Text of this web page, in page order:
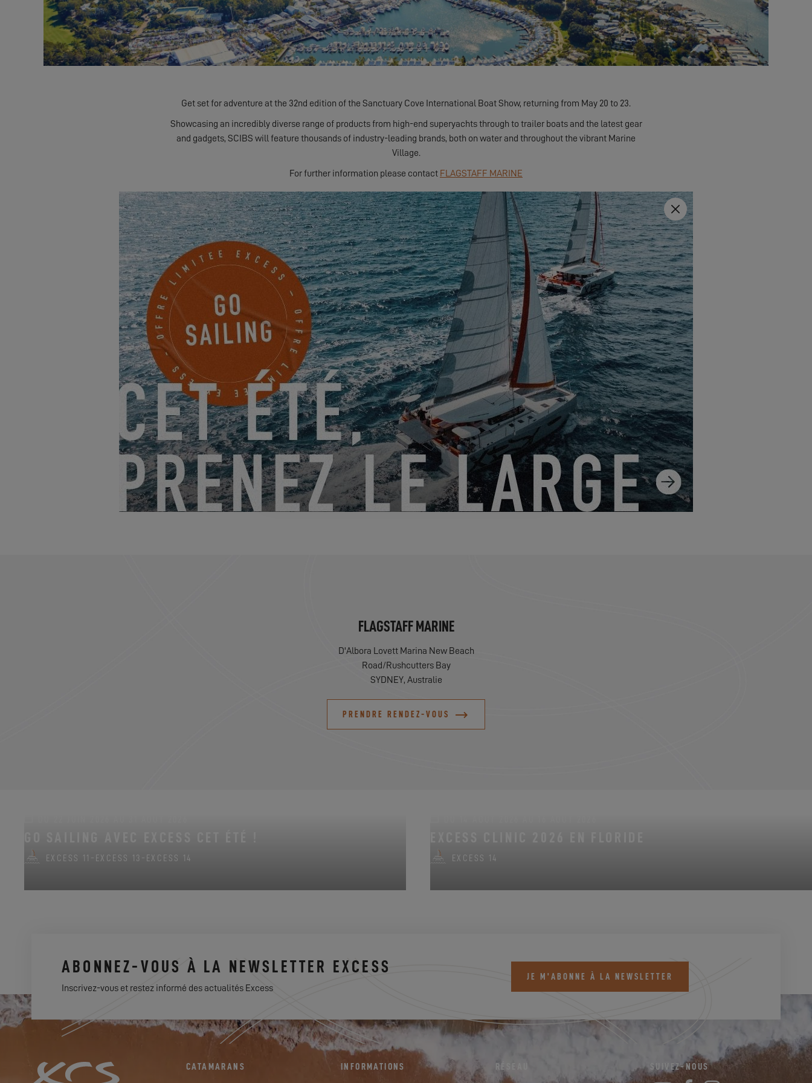
Get set for adventure at the 32nd edition of the Sanctuary Cove International Boat Show, returning from May 20 to 23.
Showcasing an incredibly diverse range of products from high-end superyachts through to trailer boats and the latest gear
and gadgets, SCIBS will feature thousands of industry-leading brands, both on water and throughout the vibrant Marine
Village.
For further information please contact FLAGSTAFF MARINE
DEMANDER MON INVITATION
EXCESS 12
FLAGSTAFF MARINE
D'Albora Lovett Marina New Beach
Road/Rushcutters Bay
SYDNEY, Australie
PRENDRE RENDEZ-VOUS
EXCESS 11 - EXCESS 13 - EXCESS 14 EXCESS 14
ABONNEZ-VOUS À LA NEWSLETTER EXCESS
Inscrivez-vous et restez informé des actualités Excess
JE M'ABONNE À LA NEWSLETTER
CATAMARANS INFORMATIONS RÉSEAU SUIVEZ-NOUS
Fermer